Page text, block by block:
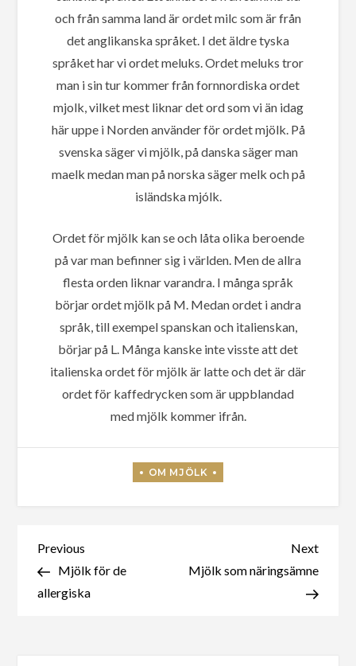
och från samma land är ordet milc som är från
det anglikanska språket. I det äldre tyska
språket har vi ordet meluks. Ordet meluks tror
man i sin tur kommer från fornnordiska ordet
mjolk, vilket mest liknar det ord som vi än idag
här uppe i Norden använder för ordet mjölk. På
svenska säger vi mjölk, på danska säger man
maelk medan man på norska säger melk och på
isländska mjólk.
Ordet för mjölk kan se och låta olika beroende
på var man befinner sig i världen. Men de allra
flesta orden liknar varandra. I många språk
börjar ordet mjölk på M. Medan ordet i andra
språk, till exempel spanskan och italienskan,
börjar på L. Många kanske inte visste att det
italienska ordet för mjölk är latte och det är där
ordet för kaffedrycken som är uppblandad
med mjölk kommer ifrån.
Inläggsnavigering
Previous
Post
Previous
Mjölk för de
allergiska
Next
Post
Next
Mjölk som näringsämne